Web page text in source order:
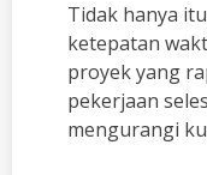
Tidak hanya
ketepatan
proyek yang
pekerjaan
mengurangi